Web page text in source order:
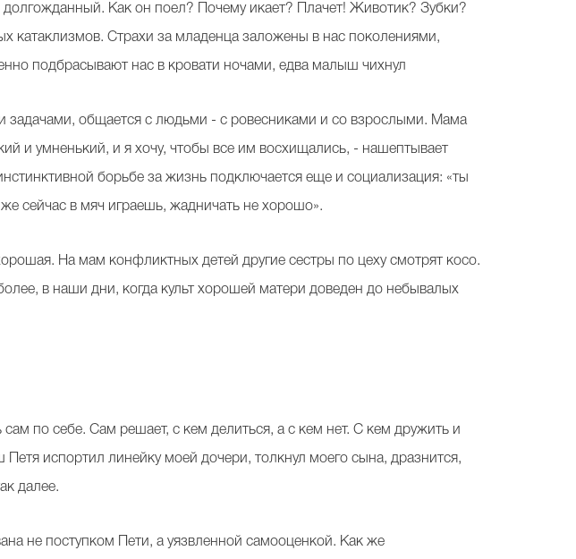
Как он поел? Почему икает? Плачет! Животик? Зубки?
катаклизмов. Страхи за младенца заложены в нас поколениями,
подбрасывают нас в кровати ночами, едва малыш чихнул
задачами, общается с людьми - с ровесниками и со взрослыми. Мама
и умненький, и я хочу, чтобы все им восхищались, - нашептывает
борьбе за жизнь подключается еще и социализация: «ты
сейчас в мяч играешь, жадничать не хорошо».
На мам конфликтных детей другие сестры по цеху смотрят косо.
в наши дни, когда культ хорошей матери доведен до небывалых
по себе. Сам решает, с кем делиться, а с кем нет. С кем дружить и
испортил линейку моей дочери, толкнул моего сына, дразнится,
далее.
не поступком Пети, а уязвленной самооценкой. Как же